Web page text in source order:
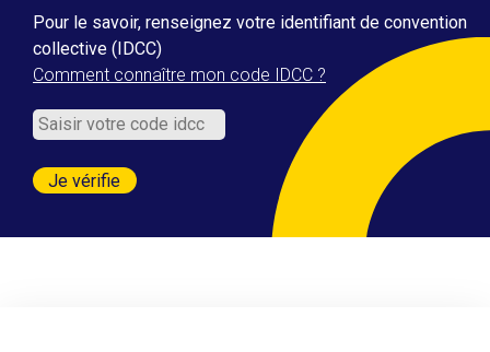
Pour le savoir, renseignez votre identifiant de convention
collective (IDCC)
Comment connaître mon code IDCC ?